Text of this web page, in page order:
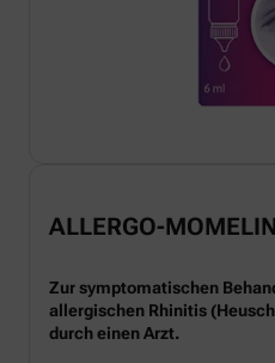
ALLERGO-
Zur symptomatischen
allergischen Rhinitis
durch einen Arzt.